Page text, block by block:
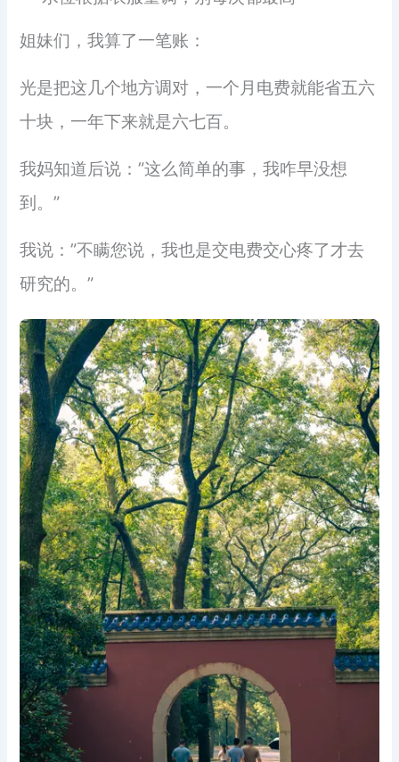
姐妹们，我算了一笔账：
光是把这几个地方调对，一个月电费就能省五六
十块，一年下来就是六七百。
我妈知道后说：”这么简单的事，我咋早没想
到。”
我说：”不瞒您说，我也是交电费交心疼了才去
研究的。”